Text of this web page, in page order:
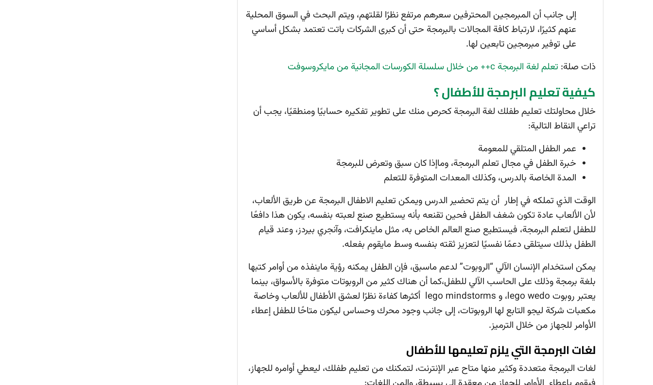
إلى جانب أن المبرمجين المحترفين سعرهم مرتفع نظرًا لقلتهم، ويتم البحث في السوق المحلية
عنهم كثيرًا، لارتباط كافة المجالات بالبرمجة حتى أن كبرى الشركات باتت تعتمد بشكل أساسي
على توفير مبرمجين تابعين لها.
ذات صلة: تعلم لغة البرمجة c++ من خلال سلسلة الكورسات المجانية من مايكروسوفت
كيفية تعليم البرمجة للأطفال ؟
خلال محاولتك تعليم طفلك لغة البرمجة كحرص منك على تطوير تفكيره حسابيًا ومنطقيًا، يجب أن
تراعي النقاط التالية:
عمر الطفل المتلقي للمعومة
خبرة الطفل في مجال تعلم البرمجة، وماإذا كان سبق وتعرض للبرمجة
المدة الخاصة بالدرس، وكذلك المعدات المتوفرة للتعلم
الوقت الذي تملكه في إطار أن يتم تحضير الدرس ويمكن تعليم الاطفال البرمجة عن طريق الألعاب،
لأن الألعاب عادة تكون شغف الطفل فحين تقنعه بأنه يستطيع صنع لعبته بنفسه، يكون هذا دافعًا
للطفل لتعلم البرمجة، فيستطيع صنع العالم الخاص به، مثل ماينكرافت، وآنجري بيردز، وعند قيام
الطفل بذلك سيتلقى دعمًا نفسيًا لتعزيز ثقته بنفسه وسط مايقوم بفعله.
يمكن استخدام الإنسان الآلي “الروبوت” لدعم ماسبق، فإن الطفل يمكنه رؤية ماينفذه من أوامر كتبها
بلغة برمجة وذلك على الحاسب الآلي للطفل،كما أن هناك كثير من الروبوتات متوفرة بالأسواق، بينما
يعتبر روبوت lego wedo، و lego mindstorms أكثرها كفاءة نظرًا لعشق الأطفال للألعاب وخاصة
مكعبات شركة ليجو التابع لها الروبوتات، إلى جانب وجود محرك وحساس ليكون متاحًا للطفل إعطاء
الأوامر للجهاز من خلال الترميز.
لغات البرمجة التي يلزم تعليمها للأطفال
لغات البرمجة متعددة وكثير منها متاح عبر الإنترنت، لتمكنك من تعليم طفلك، ليعطي أوامره للجهاز،